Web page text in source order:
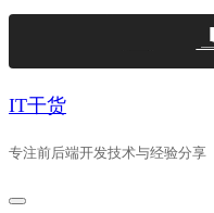
Skip
IT干货
专注前后端开发技术与经验分享